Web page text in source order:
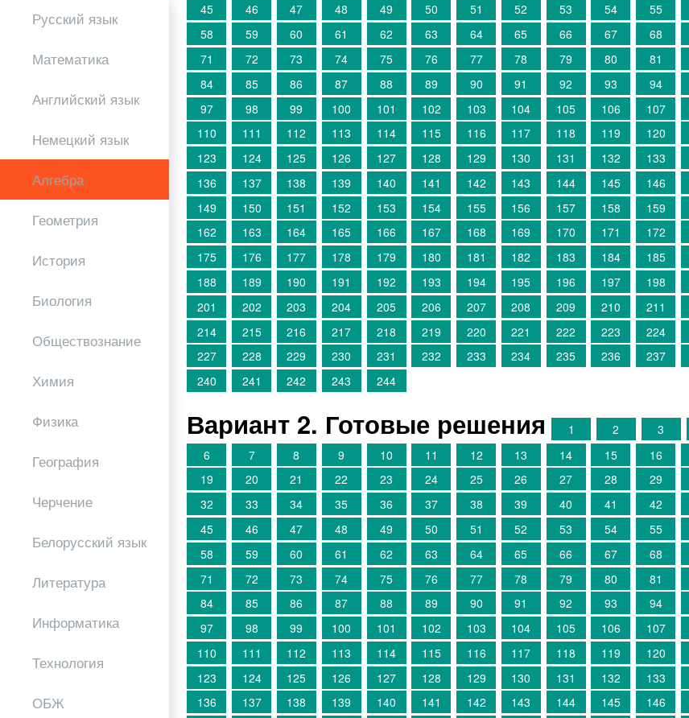
Русский язык
Математика
Английский язык
Немецкий язык
Алгебра
Геометрия
История
Биология
Обществознание
Химия
Физика
География
Черчение
Белорусский язык
Литература
Информатика
Технология
ОБЖ
45
46 47 48 49 50 51 52 53 54 55
58
59 60 61 62 63 64 65 66 67 68
71
72 73 74 75 76 77 78 79 80 81
84
85 86 87 88 89 90 91 92 93 94
97
98 99 100 101 102 103 104 105 106 107
110
111 112 113 114 115 116 117 118 119 120
123
124 125 126 127 128 129 130 131 132 133
136
137 138 139 140 141 142 143 144 145 146
149
150 151 152 153 154 155 156 157 158 159
162
163 164 165 166 167 168 169 170 171 172
175
176 177 178 179 180 181 182 183 184 185
188
189 190 191 192 193 194 195 196 197 198
201
202 203 204 205 206 207 208 209 210 211
214
215 216 217 218 219 220 221 222 223 224
227
228 229 230 231 232 233 234 235 236 237
240
241 242 243 244
Вариант 2. Готовые решения 1 2 3
6
7 8 9 10 11 12 13 14 15 16
19
20 21 22 23 24 25 26 27 28 29
32
33 34 35 36 37 38 39 40 41 42
45
46 47 48 49 50 51 52 53 54 55
58
59 60 61 62 63 64 65 66 67 68
71
72 73 74 75 76 77 78 79 80 81
84
85 86 87 88 89 90 91 92 93 94
97
98 99 100 101 102 103 104 105 106 107
110
111 112 113 114 115 116 117 118 119 120
123
124 125 126 127 128 129 130 131 132 133
136
137 138 139 140 141 142 143 144 145 146